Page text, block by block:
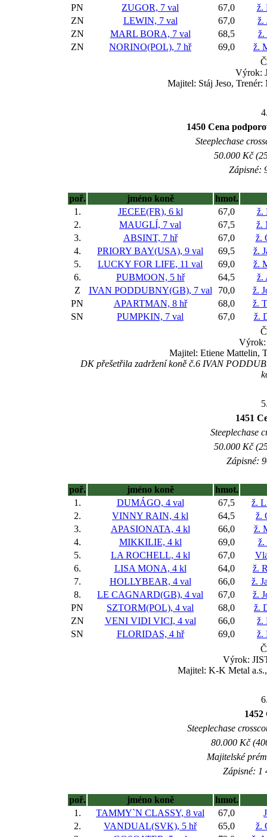
PN
ZUGOR, 7 val 67,0
ž.
ZN
LEWIN, 7 val 67,0
ž.
ZN
MARL BORA, 7 val 68,5
ž.
ZN
NORINO(POL), 7 hř 69,0
ž.
Výrok:
Majitel: Stáj Jeso,
1450 Cena
Steeplechase
50.000 Kč
Zápisné:
poř. jméno koně
hmot.
1.
JECEE(FR), 6 kl 67,0
ž.
2.
MAUGLÍ, 7 val 67,5
ž.
3.
ABSINT, 7 hř 67,0
ž.
4.
PRIORY BAY(USA), 9 val 69,5
ž.
5.
LUCKY FOR LIFE, 11 val 69,0
ž.
6.
PUBMOON, 5 hř 64,5
ž.
Z
IVAN PODDUBNY(GB), 7 val 70,0
ž.
PN
APARTMAN, 8 hř 68,0
ž.
SN
PUMPKIN, 7 val 67,0
ž.
Výrok:
Majitel: Etiene Mattelin,
DK přešetřila zadržení koně č.6 IVAN
1451
Steeplechase
50.000 Kč
Zápisné:
poř. jméno koně
hmot.
1.
DUMÁGO, 4 val 67,5
ž.
2.
VINNY RAIN, 4 kl 64,5
ž.
3.
APASIONATA, 4 kl 66,0
ž.
4.
MIKKILIE, 4 kl 69,0
ž.
5.
LA ROCHELL, 4 kl 67,0
6.
LISA MONA, 4 kl 64,0
ž.
7.
HOLLYBEAR, 4 val 66,0
ž.
8.
LE CAGNARD(GB), 4 val 67,0
ž.
PN
SZTORM(POL), 4 val 68,0
ž.
ZN
VENI VIDI VICI, 4 val 66,0
ž.
SN
FLORIDAS, 4 hř 69,0
ž.
Výrok:
Majitel: K-K Metal
1452
Steeplechase
80.000 Kč
Majitelské
Zápisné: 1
poř. jméno koně
hmot.
1.
TAMMY`N CLASSY, 8 val 67,0
2.
VANDUAL(SVK), 5 hř 65,0
ž.